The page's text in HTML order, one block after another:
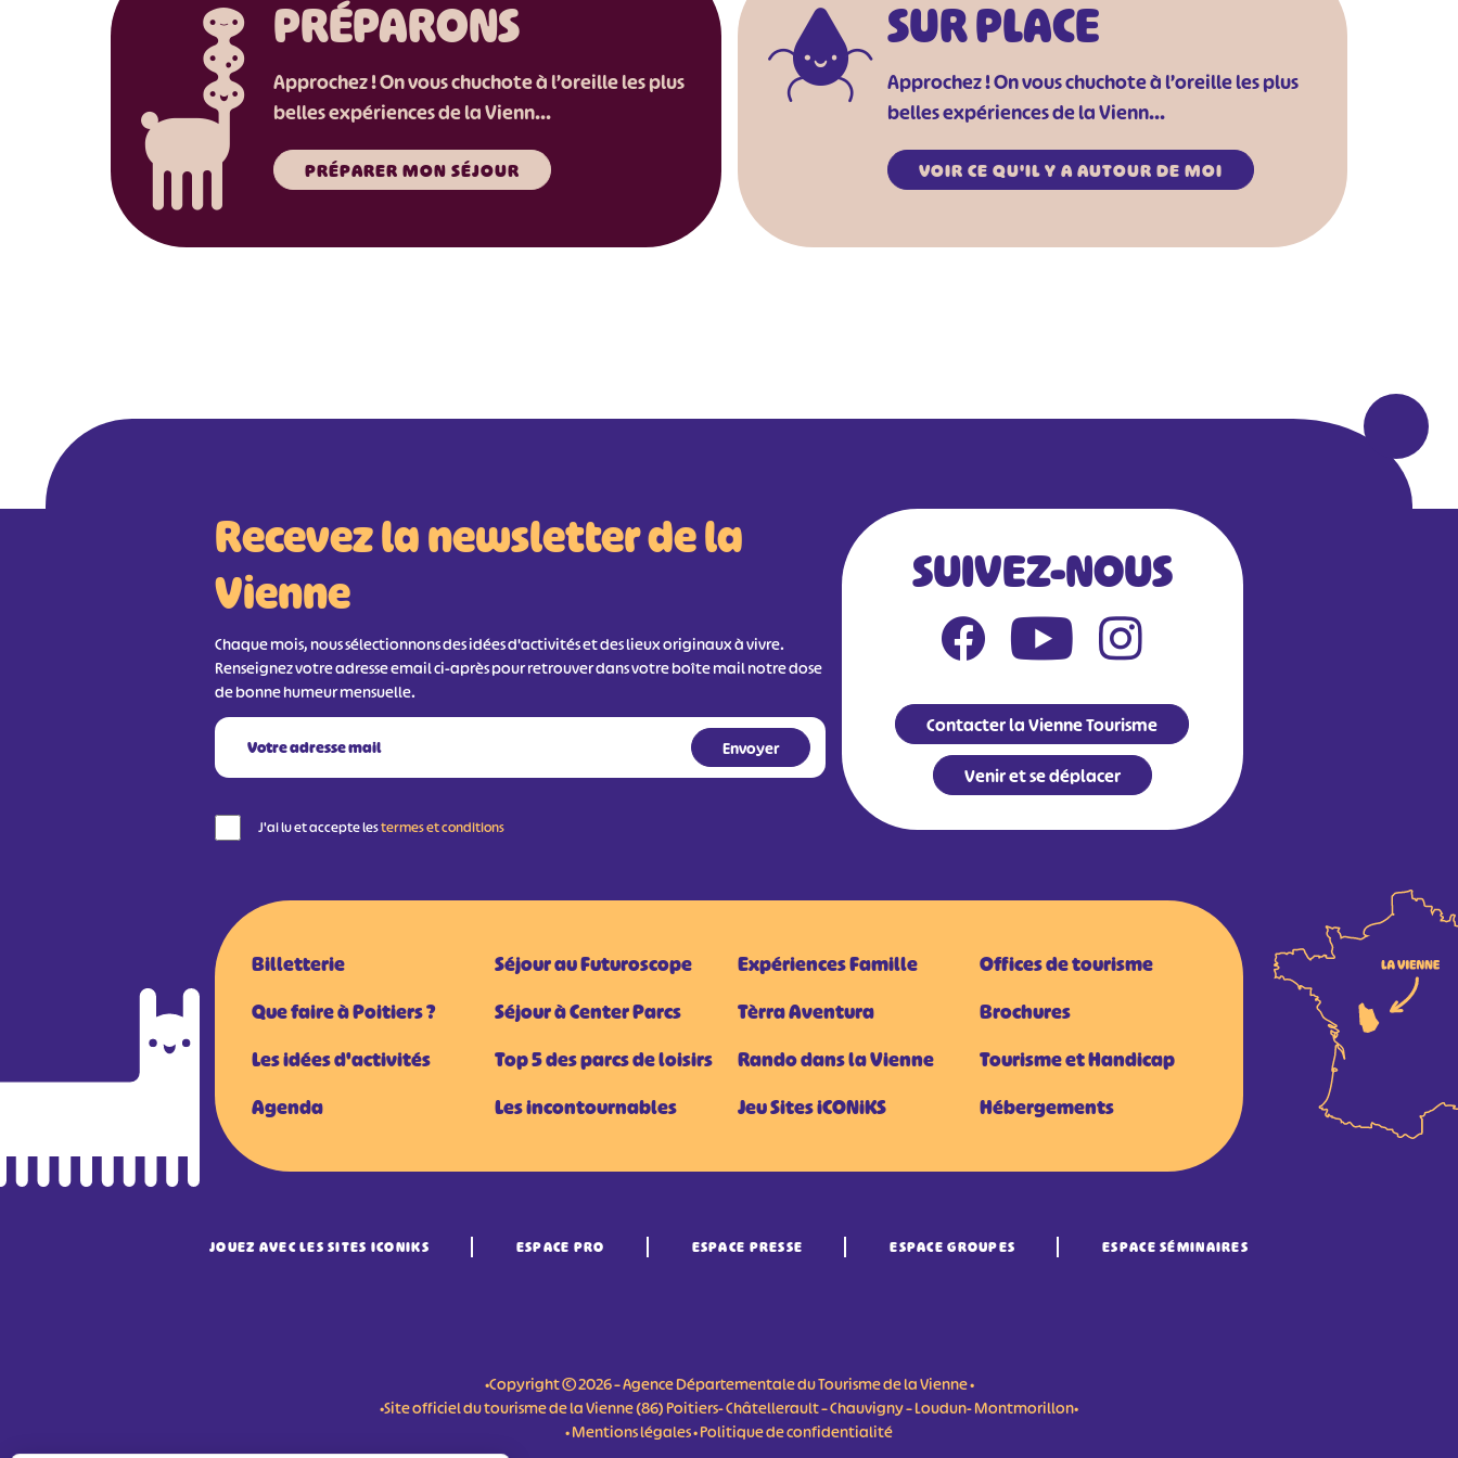
PRÉPARONS
Approchez ! On vous chuchote à l’oreille les plus
belles expériences de la Vienn...
PRÉPARER MON SÉJOUR
SUR PLACE
Approchez ! On vous chuchote à l’oreille les plus
belles expériences de la Vienn...
VOIR CE QU'IL Y A AUTOUR DE MOI
Recevez la newsletter de la
Vienne
Chaque mois, nous sélectionnons des idées d'activités et des lieux originaux à vivre.
Renseignez votre adresse email ci-après pour retrouver dans votre boîte mail notre dose
de bonne humeur mensuelle.
J'ai lu et accepte lestermes et conditions
SUIVEZ-NOUS
Contacter la Vienne Tourisme
Venir et se déplacer
Billetterie
Que faire à Poitiers ?
Les idées d'activités
Agenda
Séjour au Futuroscope
Séjour à Center Parcs
Top 5 des parcs de loisirs
Les incontournables
Expériences Famille
Tèrra Aventura
Rando dans la Vienne
Jeu Sites iCONiKS
Offices de tourisme
Brochures
Tourisme et Handicap
Hébergements
JOUEZ AVEC LES SITES ICONIKS ESPACE PRO ESPACE PRESSE ESPACE GROUPES ESPACE SÉMINAIRES
•Copyright © 2026 – Agence Départementale du Tourisme de la Vienne •
•Site officiel du tourisme de la Vienne (86) Poitiers- Châtellerault – Chauvigny – Loudun- Montmorillon•
•Mentions légales•Politique de confidentialité